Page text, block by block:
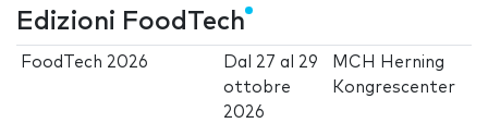
Edizioni FoodTech
FoodTech 2026 Dal 27 al 29
ottobre
2026
MCH Herning
Kongrescenter